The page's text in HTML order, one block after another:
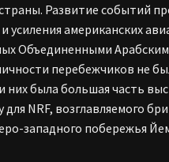
Развитие событий
усиления американских
Объединенными
перебежчиков не
них была большая часть
NRF, возглавляемого
западного побережья